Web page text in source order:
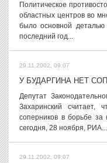
Политическое
областных центров во
было основной деталью
последний год...
29.11.2002, 09:07
У БУДАРГИНА НЕТ
Депутат
Захаринский считает,
соперников в борьбе за
сегодня, 28 ноября, РИА...
29.11.2002, 09:07